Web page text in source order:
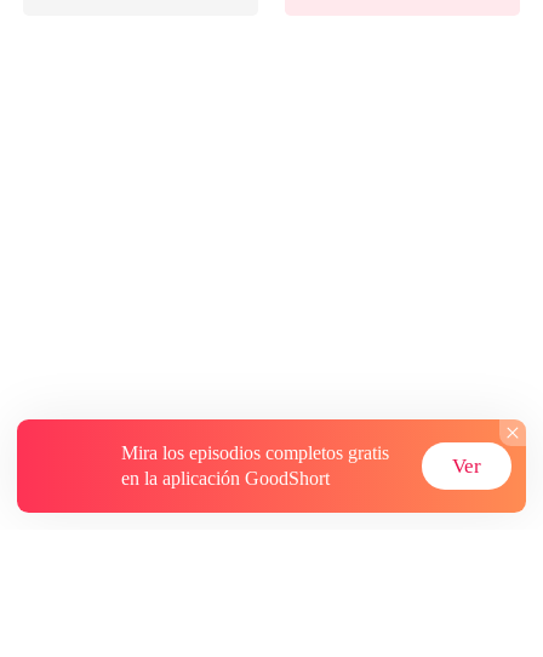
Mira los episodios completos gratis
en la aplicación GoodShort
Ver